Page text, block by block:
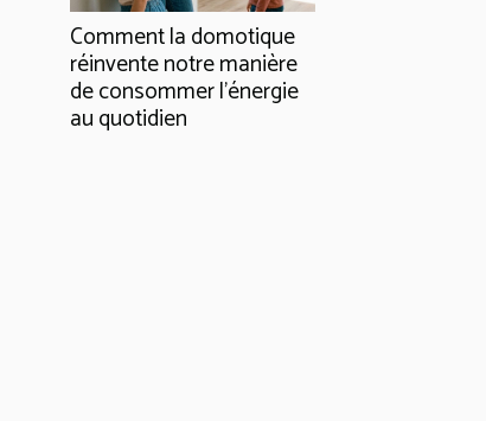
Comment la domotique
réinvente notre manière
de consommer l'énergie
au quotidien